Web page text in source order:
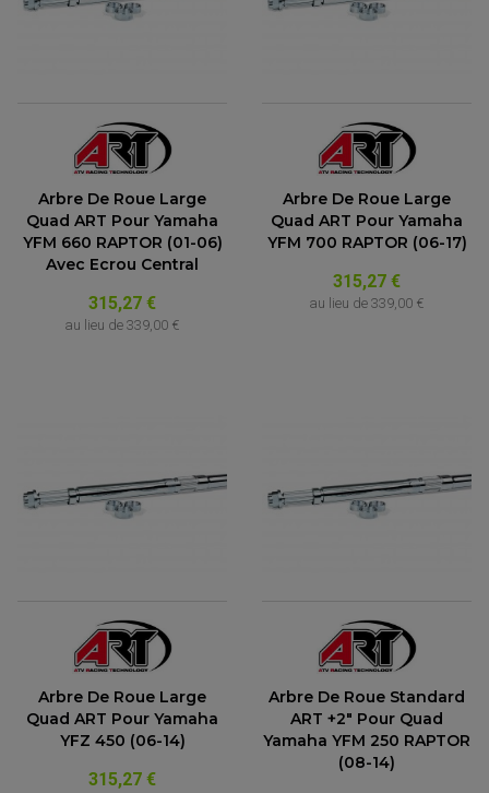
Arbre De Roue Large
Quad ART Pour Yamaha
YFM 660 RAPTOR (01-06)
Avec Ecrou Central
315,27 €
au lieu de 339,00 €
Arbre De Roue Large
Quad ART Pour Yamaha
YFM 700 RAPTOR (06-17)
315,27 €
au lieu de 339,00 €
Arbre De Roue Large
Quad ART Pour Yamaha
YFZ 450 (06-14)
315,27 €
Arbre De Roue Standard
ART +2" Pour Quad
Yamaha YFM 250 RAPTOR
(08-14)